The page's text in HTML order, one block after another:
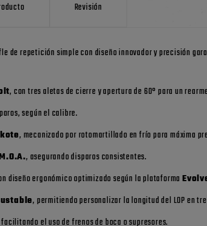
Revisión
de repetición simple con diseño innovador y precisión
, con tres aletas de cierre y apertura de 60° para un
según el calibre.
, mecanizado por rotomartillado en frío para máxima
, asegurando disparos consistentes.
diseño ergonómico optimizado según la plataforma
, permitiendo personalizar la longitud del LOP en
el uso de frenos de boca o supresores.